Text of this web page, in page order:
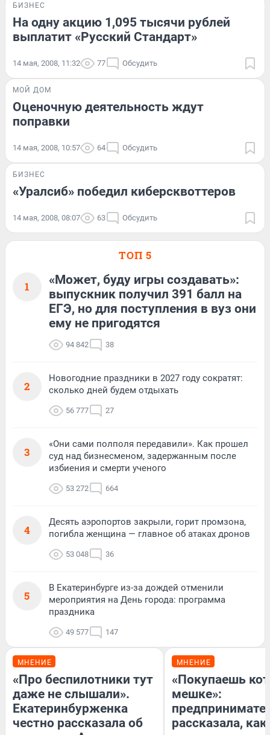
БИЗНЕС
На одну акцию 1,095 тысячи рублей
выплатит «Русский Стандарт»
14 мая, 2008, 11:32 77 Обсудить
МОЙ ДОМ
Оценочную деятельность ждут
поправки
14 мая, 2008, 10:57 64 Обсудить
БИЗНЕС
«Уралсиб» победил киберсквоттеров
14 мая, 2008, 08:07 63 Обсудить
ТОП 5
1
«Может, буду игры создавать»:
выпускник получил 391 балл на
ЕГЭ, но для поступления в вуз они
ему не пригодятся
94 842 38
2
Новогодние праздники в 2027 году сократят:
сколько дней будем отдыхать
56 777 27
3
«Они сами полполя передавили». Как прошел
суд над бизнесменом, задержанным после
избиения и смерти ученого
53 272 664
4
Десять аэропортов закрыли, горит промзона,
погибла женщина — главное об атаках дронов
53 048 36
5
В Екатеринбурге из-за дождей отменили
мероприятия на День города: программа
праздника
49 577 147
МНЕНИЕ
«Про беспилотники тут
даже не слышали».
Екатеринбурженка
честно рассказала об
МНЕНИЕ
«Покупаешь
мешке»:
рассказала, как